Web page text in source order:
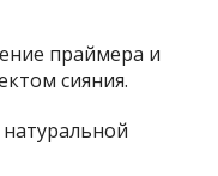
праймера и
сияния.